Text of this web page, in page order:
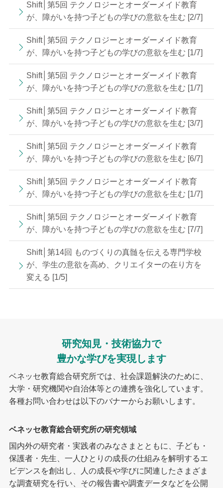
Shift│第5回 テクノロジーとオーダーメイド教育
が、障がいを持つ子どもの学びの意欲を生む [2/7]
Shift│第5回 テクノロジーとオーダーメイド教育
が、障がいを持つ子どもの学びの意欲を生む [1/7]
Shift│第5回 テクノロジーとオーダーメイド教育
が、障がいを持つ子どもの学びの意欲を生む [1/7]
Shift│第5回 テクノロジーとオーダーメイド教育
が、障がいを持つ子どもの学びの意欲を生む [3/7]
Shift│第5回 テクノロジーとオーダーメイド教育
が、障がいを持つ子どもの学びの意欲を生む [6/7]
Shift│第5回 テクノロジーとオーダーメイド教育
が、障がいを持つ子どもの学びの意欲を生む [1/7]
Shift│第5回 テクノロジーとオーダーメイド教育
が、障がいを持つ子どもの学びの意欲を生む [7/7]
Shift│第14回 ものづくりの真髄を伝える専門学校
が、学生の意欲を高め、クリエイターの在り方を
変える [1/5]
研究知見・技術協力で
豊かな学びを実現します
ベネッセ教育総合研究所では、社会課題解決のために、
大学・研究機関や自治体等との連携を強化しています。
各種お問い合わせは以下のバナーからお願いします。
ベネッセ教育総合研究所の研究領域
国内外の研究者・実践者のみなさまとともに、子ども・
保護者・先生、一人ひとりの成長の仕組みを解明するエ
ビデンスを創出し、人の成長や学びに関連したさまざま
な調査研究を行い、その報告書や調査データなどを公開